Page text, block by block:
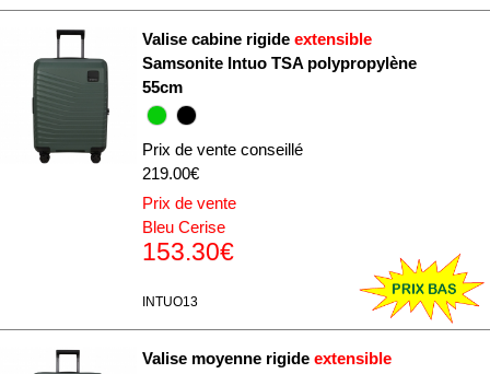
Valise cabine rigide extensible
Samsonite Intuo TSA polypropylène
55cm
Prix de vente conseillé
219.00€
Prix de vente
Bleu Cerise
153.30€
INTUO13
Valise moyenne rigide extensible